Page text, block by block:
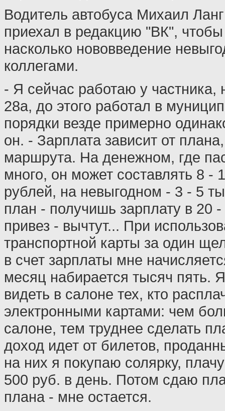
Водитель автобуса Михаил
приехал в редакцию "ВК",
насколько нововведение
коллегами.
- Я сейчас работаю у частника,
28а, до этого работал в
порядки везде примерно
он. - Зарплата зависит от
маршрута. На денежном, где
много, он может составлять 8 -
рублей, на невыгодном - 3 - 5
план - получишь зарплату в 20
привез - вычтут... При
транспортной карты за один
в счет зарплаты мне
месяц набирается тысяч пять.
видеть в салоне тех, кто
электронными картами: чем
салоне, тем труднее сделать
доход идет от билетов,
на них я покупаю солярку,
500 руб. в день. Потом сдаю
плана - мне остается.